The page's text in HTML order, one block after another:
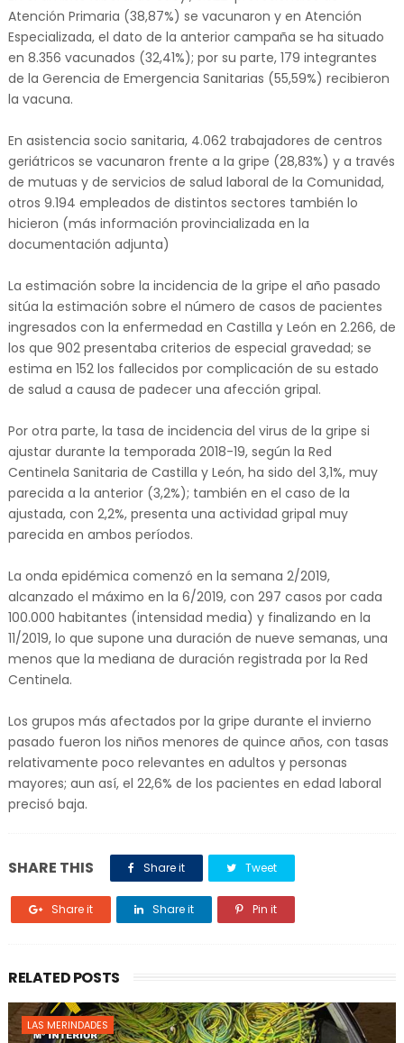
Atención Primaria (38,87%) se vacunaron y en Atención
Especializada, el dato de la anterior campaña se ha situado
en 8.356 vacunados (32,41%); por su parte, 179 integrantes
de la Gerencia de Emergencia Sanitarias (55,59%) recibieron
la vacuna.
En asistencia socio sanitaria, 4.062 trabajadores de centros
geriátricos se vacunaron frente a la gripe (28,83%) y a través
de mutuas y de servicios de salud laboral de la Comunidad,
otros 9.194 empleados de distintos sectores también lo
hicieron (más información provincializada en la
documentación adjunta)
La estimación sobre la incidencia de la gripe el año pasado
sitúa la estimación sobre el número de casos de pacientes
ingresados con la enfermedad en Castilla y León en 2.266, de
los que 902 presentaba criterios de especial gravedad; se
estima en 152 los fallecidos por complicación de su estado
de salud a causa de padecer una afección gripal.
Por otra parte, la tasa de incidencia del virus de la gripe si
ajustar durante la temporada 2018-19, según la Red
Centinela Sanitaria de Castilla y León, ha sido del 3,1%, muy
parecida a la anterior (3,2%); también en el caso de la
ajustada, con 2,2%, presenta una actividad gripal muy
parecida en ambos períodos.
La onda epidémica comenzó en la semana 2/2019,
alcanzado el máximo en la 6/2019, con 297 casos por cada
100.000 habitantes (intensidad media) y finalizando en la
11/2019, lo que supone una duración de nueve semanas, una
menos que la mediana de duración registrada por la Red
Centinela.
Los grupos más afectados por la gripe durante el invierno
pasado fueron los niños menores de quince años, con tasas
relativamente poco relevantes en adultos y personas
mayores; aun así, el 22,6% de los pacientes en edad laboral
precisó baja.
SHARE THIS Share it Tweet
Share it Share it Pin it
RELATED POSTS
LAS MERINDADES